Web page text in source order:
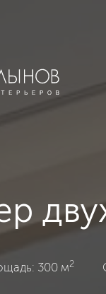
в Москве, Москва,
300 м2